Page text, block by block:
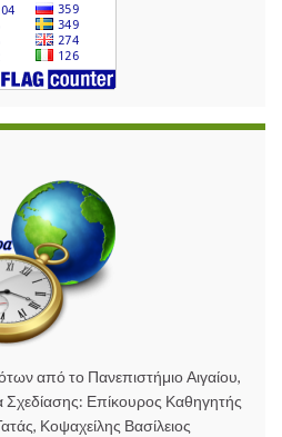
από το Πανεπιστήμιο Αιγαίου,
Επίκουρος Καθηγητής
Κοψαχείλης Βασίλειος